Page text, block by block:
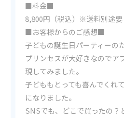
■料金■
8,800円（税込）※送料別途要
■お客様からのご感想■
子どもの誕生日パーティーの
プリンセスが大好きなのでア
現してみました。
子どももとっても喜んでくれ
になりました。
SNSでも、どこで買ったの？